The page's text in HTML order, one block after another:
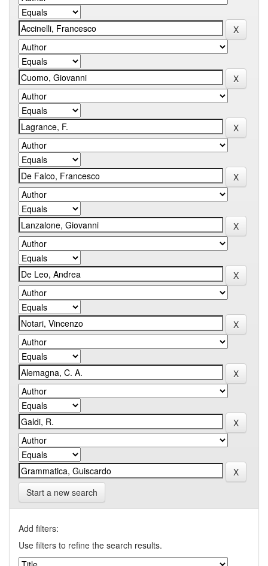
Start a new search
Add filters:
Use filters to refine the search results.